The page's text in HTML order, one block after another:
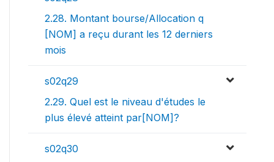
2.28. Montant bourse/Allocation q
[NOM] a reçu durant les 12 derniers
mois
s02q29
2.29. Quel est le niveau d'études le
plus élevé atteint par[NOM]?
s02q30